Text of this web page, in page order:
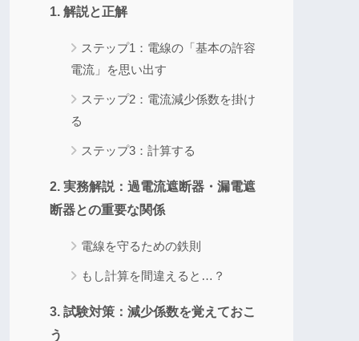
1. 解説と正解
ステップ1：電線の「基本の許容
電流」を思い出す
ステップ2：電流減少係数を掛け
る
ステップ3：計算する
2. 実務解説：過電流遮断器・漏電遮
断器との重要な関係
電線を守るための鉄則
もし計算を間違えると…？
3. 試験対策：減少係数を覚えておこ
う